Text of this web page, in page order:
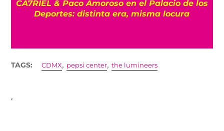
CA7RIEL & Paco Amoroso en el Palacio de los
Deportes: distinta era, misma locura
TAGS: CDMX, pepsi center,the lumineers